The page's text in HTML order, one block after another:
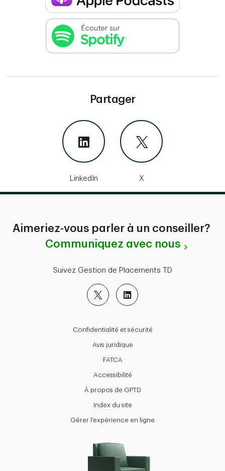
Partager
LinkedIn X
Aimeriez-vous parler à un conseiller?
Communiquez avec nous
Suivez Gestion de Placements TD
Confidentialité et sécurité
Avis juridique
FATCA
Accessibilité
À propos de GPTD
Index du site
Gérer l'expérience en ligne